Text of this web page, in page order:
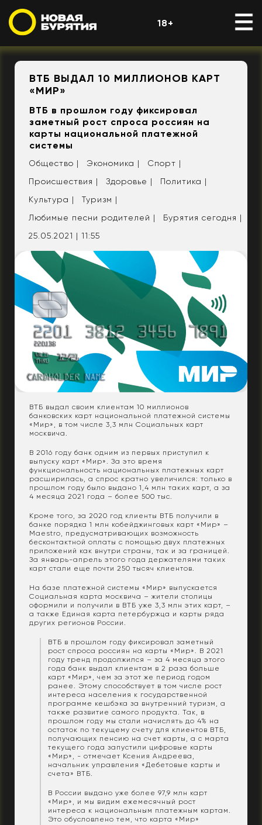
18+
ВТБ ВЫДАЛ 10 МИЛЛИОНОВ КАРТ
«МИР»
ВТБ в прошлом году фиксировал
заметный рост спроса россиян на
карты национальной платежной
системы
Общество | Экономика |
Спорт |
Происшествия |
Здоровье |
Политика |
Культура |
Туризм |
Любимые песни родителей |
Бурятия сегодня |
25.05.2021 | 11:55
ВТБ выдал своим клиентам 10 миллионов
банковских карт национальной платежной системы
«Мир», в том числе 3,3 млн Социальных карт
москвича.
В 2016 году банк одним из первых приступил к
выпуску карт «Мир». За это время
функциональность национальных платежных карт
расширилась, а спрос кратно увеличился: только в
прошлом году было выдано 1,4 млн таких карт, а за
4 месяца 2021 года – более 500 тыс.
Кроме того, за 2020 год клиенты ВТБ получили в
банке порядка 1 млн кобейджинговых карт «Мир» –
Maestro, предусматривающих возможность
бесконтактной оплаты с помощью двух платежных
приложений как внутри страны, так и за границей.
За январь-апрель этого года держателями таких
карт стали еще почти 250 тысяч клиентов.
На базе платежной системы «Мир» выпускается
Социальная карта москвича – жители столицы
оформили и получили в ВТБ уже 3,3 млн этих карт, –
а также Единая карта петербуржца и карты ряда
других регионов России.
ВТБ в прошлом году фиксировал заметный
рост спроса россиян на карты «Мир». В 2021
году тренд продолжился – за 4 месяца этого
года банк выдал клиентам в 2 раза больше
карт «Мир», чем за этот же период годом
ранее. Этому способствует в том числе рост
интереса населения к государственной
программе кешбэка за внутренний туризм, а
также развитие самого продукта. Так, в
прошлом году мы стали начислять до 4% на
остаток по текущему счету для клиентов ВТБ,
получающих пенсию на счет карты, а с марта
текущего года запустили цифровые карты
«Мир», - отмечает Ксения Андреева,
начальник управления «Дебетовые карты и
счета» ВТБ.
В России выдано уже более 97,9 млн карт
«Мир», и мы видим ежемесячный рост
интереса к национальным платежным картам.
Это обусловлено тем, что карта «Мир»